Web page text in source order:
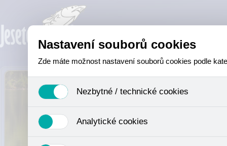
Nastavení souborů cookies
Zde máte možnost nastavení souborů cookies podle
Nezbytné / technické cookies
se mimo jiné k ukládání produktů v nákupním košíku,
není zapotřebí Váš souhlas a není možné jej ani odebrat.
Analytické cookies